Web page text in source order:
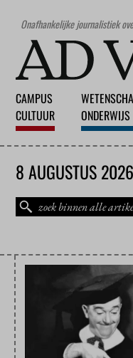
Onafhankelijke journalistiek
CAMPUS
CULTUUR
ONDERWIJS
8 AUGUSTUS 2026